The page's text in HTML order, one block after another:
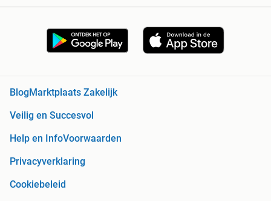
Blog Marktplaats Zakelijk
Veilig en Succesvol
Help en InfoVoorwaarden
Privacyverklaring
Cookiebeleid